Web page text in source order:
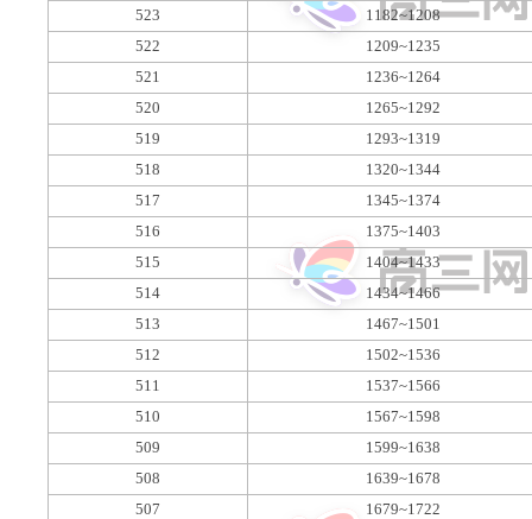
523
1182~1208
522
1209~1235
521
1236~1264
520
1265~1292
519
1293~1319
518
1320~1344
517
1345~1374
516
1375~1403
515
1404~1433
514
1434~1466
513
1467~1501
512
1502~1536
511
1537~1566
510
1567~1598
509
1599~1638
508
1639~1678
507
1679~1722